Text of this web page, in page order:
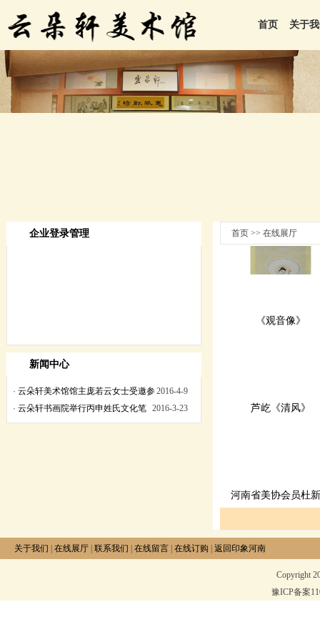
首页 关于
企业登录管理
新闻中心
2016-4-9
· 云朵轩美术馆馆主庞若云女士受邀参
加丙申年黄帝故里拜祖大典
2016-3-23
· 云朵轩书画院举行丙申姓氏文化笔
会
首页 >> 在线展厅
《观音像》
芦屹《清风》
河南省美协会员杜
关于我们 在线展厅 联系我们 在线留言 在线订购 返回印象河南
Copyright
豫ICP备案